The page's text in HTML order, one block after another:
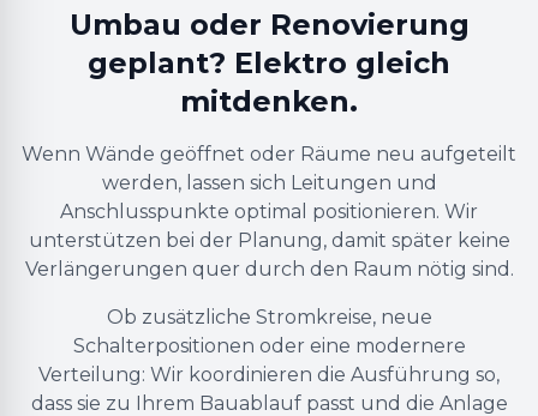
Umbau oder Renovierung
geplant? Elektro gleich
mitdenken.
Wenn Wände geöffnet oder Räume neu aufgeteilt
werden, lassen sich Leitungen und
Anschlusspunkte optimal positionieren. Wir
unterstützen bei der Planung, damit später keine
Verlängerungen quer durch den Raum nötig sind.
Ob zusätzliche Stromkreise, neue
Schalterpositionen oder eine modernere
Verteilung: Wir koordinieren die Ausführung so,
dass sie zu Ihrem Bauablauf passt und die Anlage